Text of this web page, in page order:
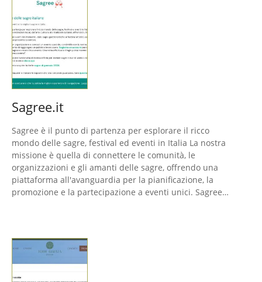
Sagree.it
Sagree è il punto di partenza per esplorare il ricco
mondo delle sagre, festival ed eventi in Italia La nostra
missione è quella di connettere le comunità, le
organizzazioni e gli amanti delle sagre, offrendo una
piattaforma all'avanguardia per la pianificazione, la
promozione e la partecipazione a eventi unici. Sagree…